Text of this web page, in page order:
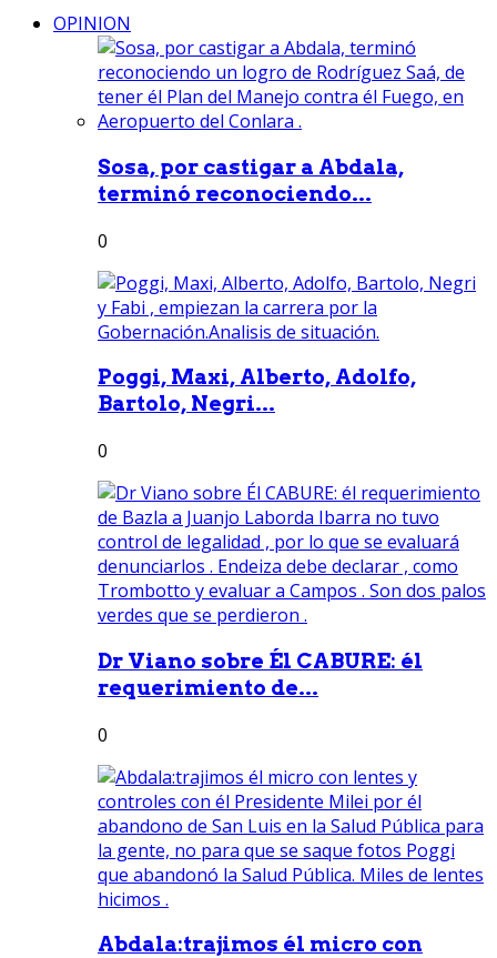
OPINION
Sosa, por castigar a Abdala,
terminó reconociendo...
0
Poggi, Maxi, Alberto, Adolfo,
Bartolo, Negri...
0
Dr Viano sobre Él CABURE: él
requerimiento de...
0
Abdala:trajimos él micro con